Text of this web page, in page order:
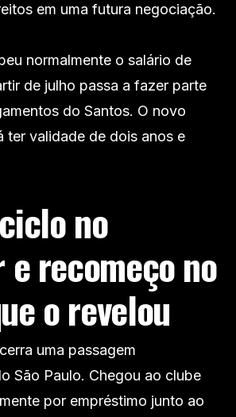
em uma futura negociação.
normalmente o salário de
de julho passa a fazer parte
do Santos. O novo
ter validade de dois anos e
no
recomeço no
o revelou
uma passagem
São Paulo. Chegou ao clube
por empréstimo junto ao